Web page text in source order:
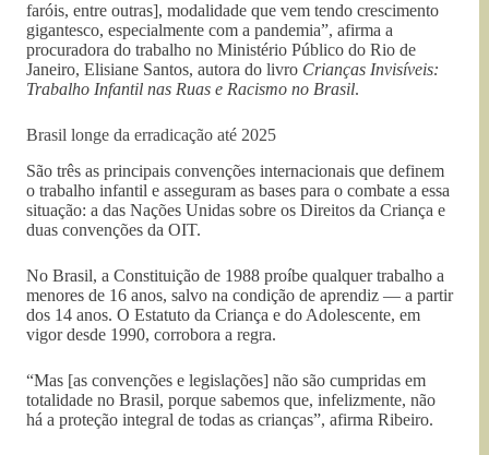
faróis, entre outras], modalidade que vem tendo crescimento
gigantesco, especialmente com a pandemia”, afirma a
procuradora do trabalho no Ministério Público do Rio de
Janeiro, Elisiane Santos, autora do livro Crianças Invisíveis:
Trabalho Infantil nas Ruas e Racismo no Brasil.
Brasil longe da erradicação até 2025
São três as principais convenções internacionais que definem
o trabalho infantil e asseguram as bases para o combate a essa
situação: a das Nações Unidas sobre os Direitos da Criança e
duas convenções da OIT.
No Brasil, a Constituição de 1988 proíbe qualquer trabalho a
menores de 16 anos, salvo na condição de aprendiz — a partir
dos 14 anos. O Estatuto da Criança e do Adolescente, em
vigor desde 1990, corrobora a regra.
“Mas [as convenções e legislações] não são cumpridas em
totalidade no Brasil, porque sabemos que, infelizmente, não
há a proteção integral de todas as crianças”, afirma Ribeiro.